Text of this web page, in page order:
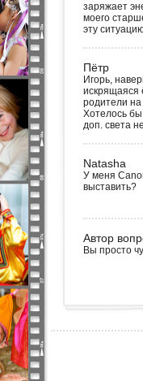
заряжает
моего
эту
Пётр
Игорь,
искрящаяся
родители
Хотелось
доп. света
Natasha
У меня
выставить?
Автор
Вы просто